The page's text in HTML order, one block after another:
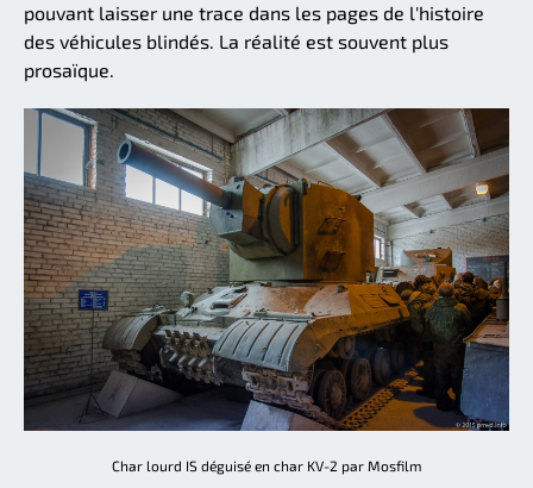
pouvant laisser une trace dans les pages de l'histoire
des véhicules blindés. La réalité est souvent plus
prosaïque.
Char lourd IS déguisé en char KV-2 par Mosfilm